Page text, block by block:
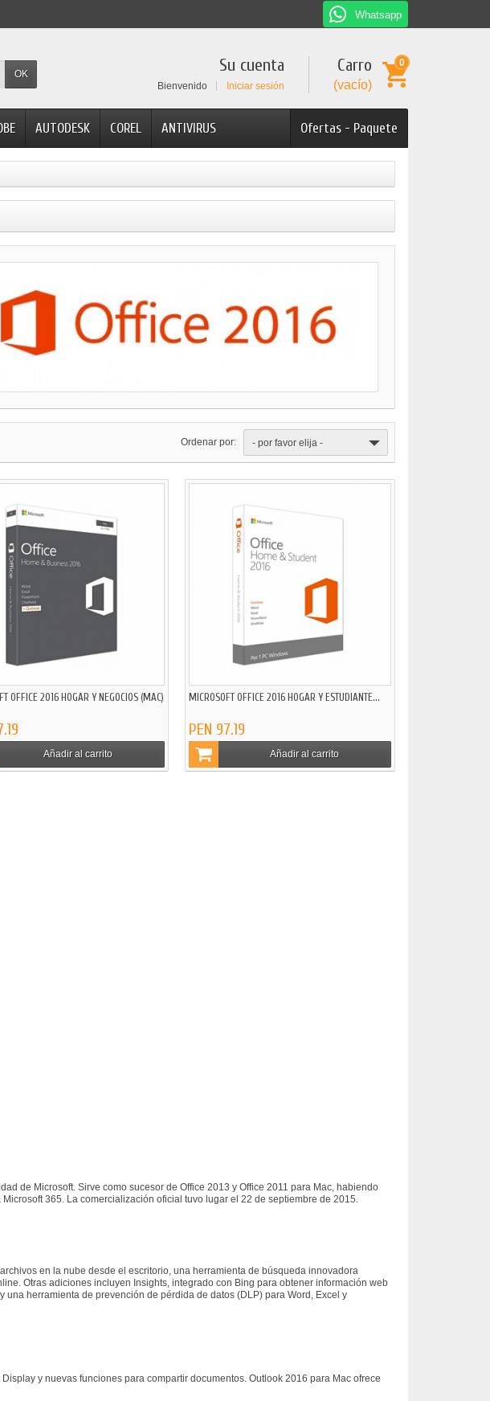
Whatsapp
OK Carro
(vacío)
0
Su cuenta
Bienvenido Iniciar sesión
Ofertas - Paquete
AUTODESK COREL ANTIVIRUS
Ordenar por: - por favor elija -
OFFICE 2016 HOGAR Y NEGOCIOS (MAC)
Añadir al carrito
MICROSOFT OFFICE 2016 HOGAR Y ESTUDIANTE...
PEN 97.19
Añadir al carrito
de Microsoft. Sirve como sucesor de Office 2013 y Office 2011 para Mac, habiendo
365. La comercialización oficial tuvo lugar el 22 de septiembre de 2015.
en la nube desde el escritorio, una herramienta de búsqueda innovadora
Otras adiciones incluyen Insights, integrado con Bing para obtener información web
herramienta de prevención de pérdida de datos (DLP) para Word, Excel y
y nuevas funciones para compartir documentos. Outlook 2016 para Mac ofrece